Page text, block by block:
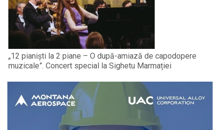
„12 pianiști la 2 piane – O după-amiază de capodopere
muzicale”. Concert special la Sighetu Marmației